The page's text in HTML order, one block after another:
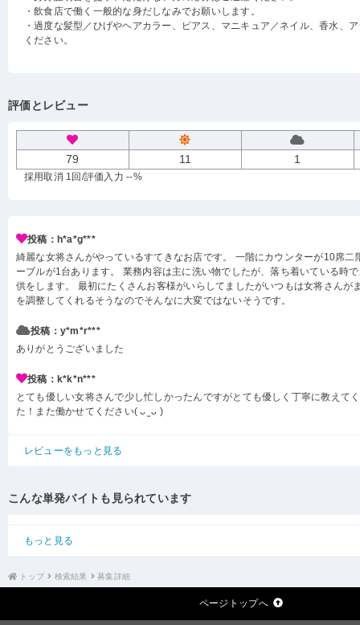
・飲食店で働く一般的な身だしなみでお願いします。
・過度な髪型／ひげやヘアカラー、ピアス、マニキュア／ネイル、香水、
ください。
評価とレビュー
79 11 1
採用取消 1回 /評価入力 --%
投稿：h*a*g***
綺麗な女将さんがやっているすてきなお店です。 一階にカウンターが10席二
ーブルが1台あります。 業務内容は主に洗い物でしたが、落ち着いている時
供をします。 最初にたくさんお客様がいらしてましたがいつもは女将さんが
を調整してくれるそうなのでそんなに大変ではないそうです。
投稿：y*m*r***
ありがとうございました
投稿：k*k*n***
とても優しい女将さんで少し忙しかったんですがとても優しく丁寧に教えて
た！また働かせてください( ᴗ ̫ ᴗ )
レビューをもっと見る
こんな単発バイトも見られています
もっと見る
トップ 検索結果 募集詳細
ページトップへ